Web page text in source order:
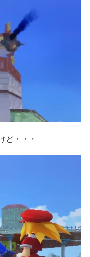
ど・・・